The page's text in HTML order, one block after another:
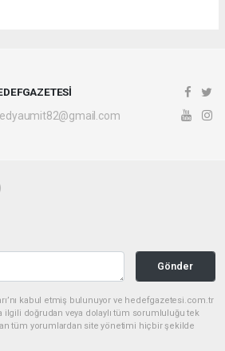
Gönder
kabul etmiş bulunuyor ve hedefgazetesi.com.tr
ilgili doğrudan veya dolaylı tüm sorumluluğu tek
tüm yorumlardan site yönetimi hiçbir şekilde